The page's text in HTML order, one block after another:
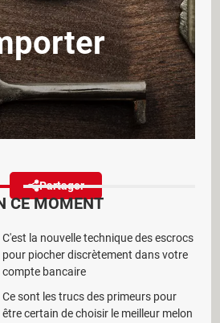
Partager
les passkeys entre
tout en étant bien
CE MOMENT
C'est la nouvelle technique des escrocs
pour piocher discrètement dans votre
compte bancaire
Ce sont les trucs des primeurs pour
être certain de choisir le meilleur melon